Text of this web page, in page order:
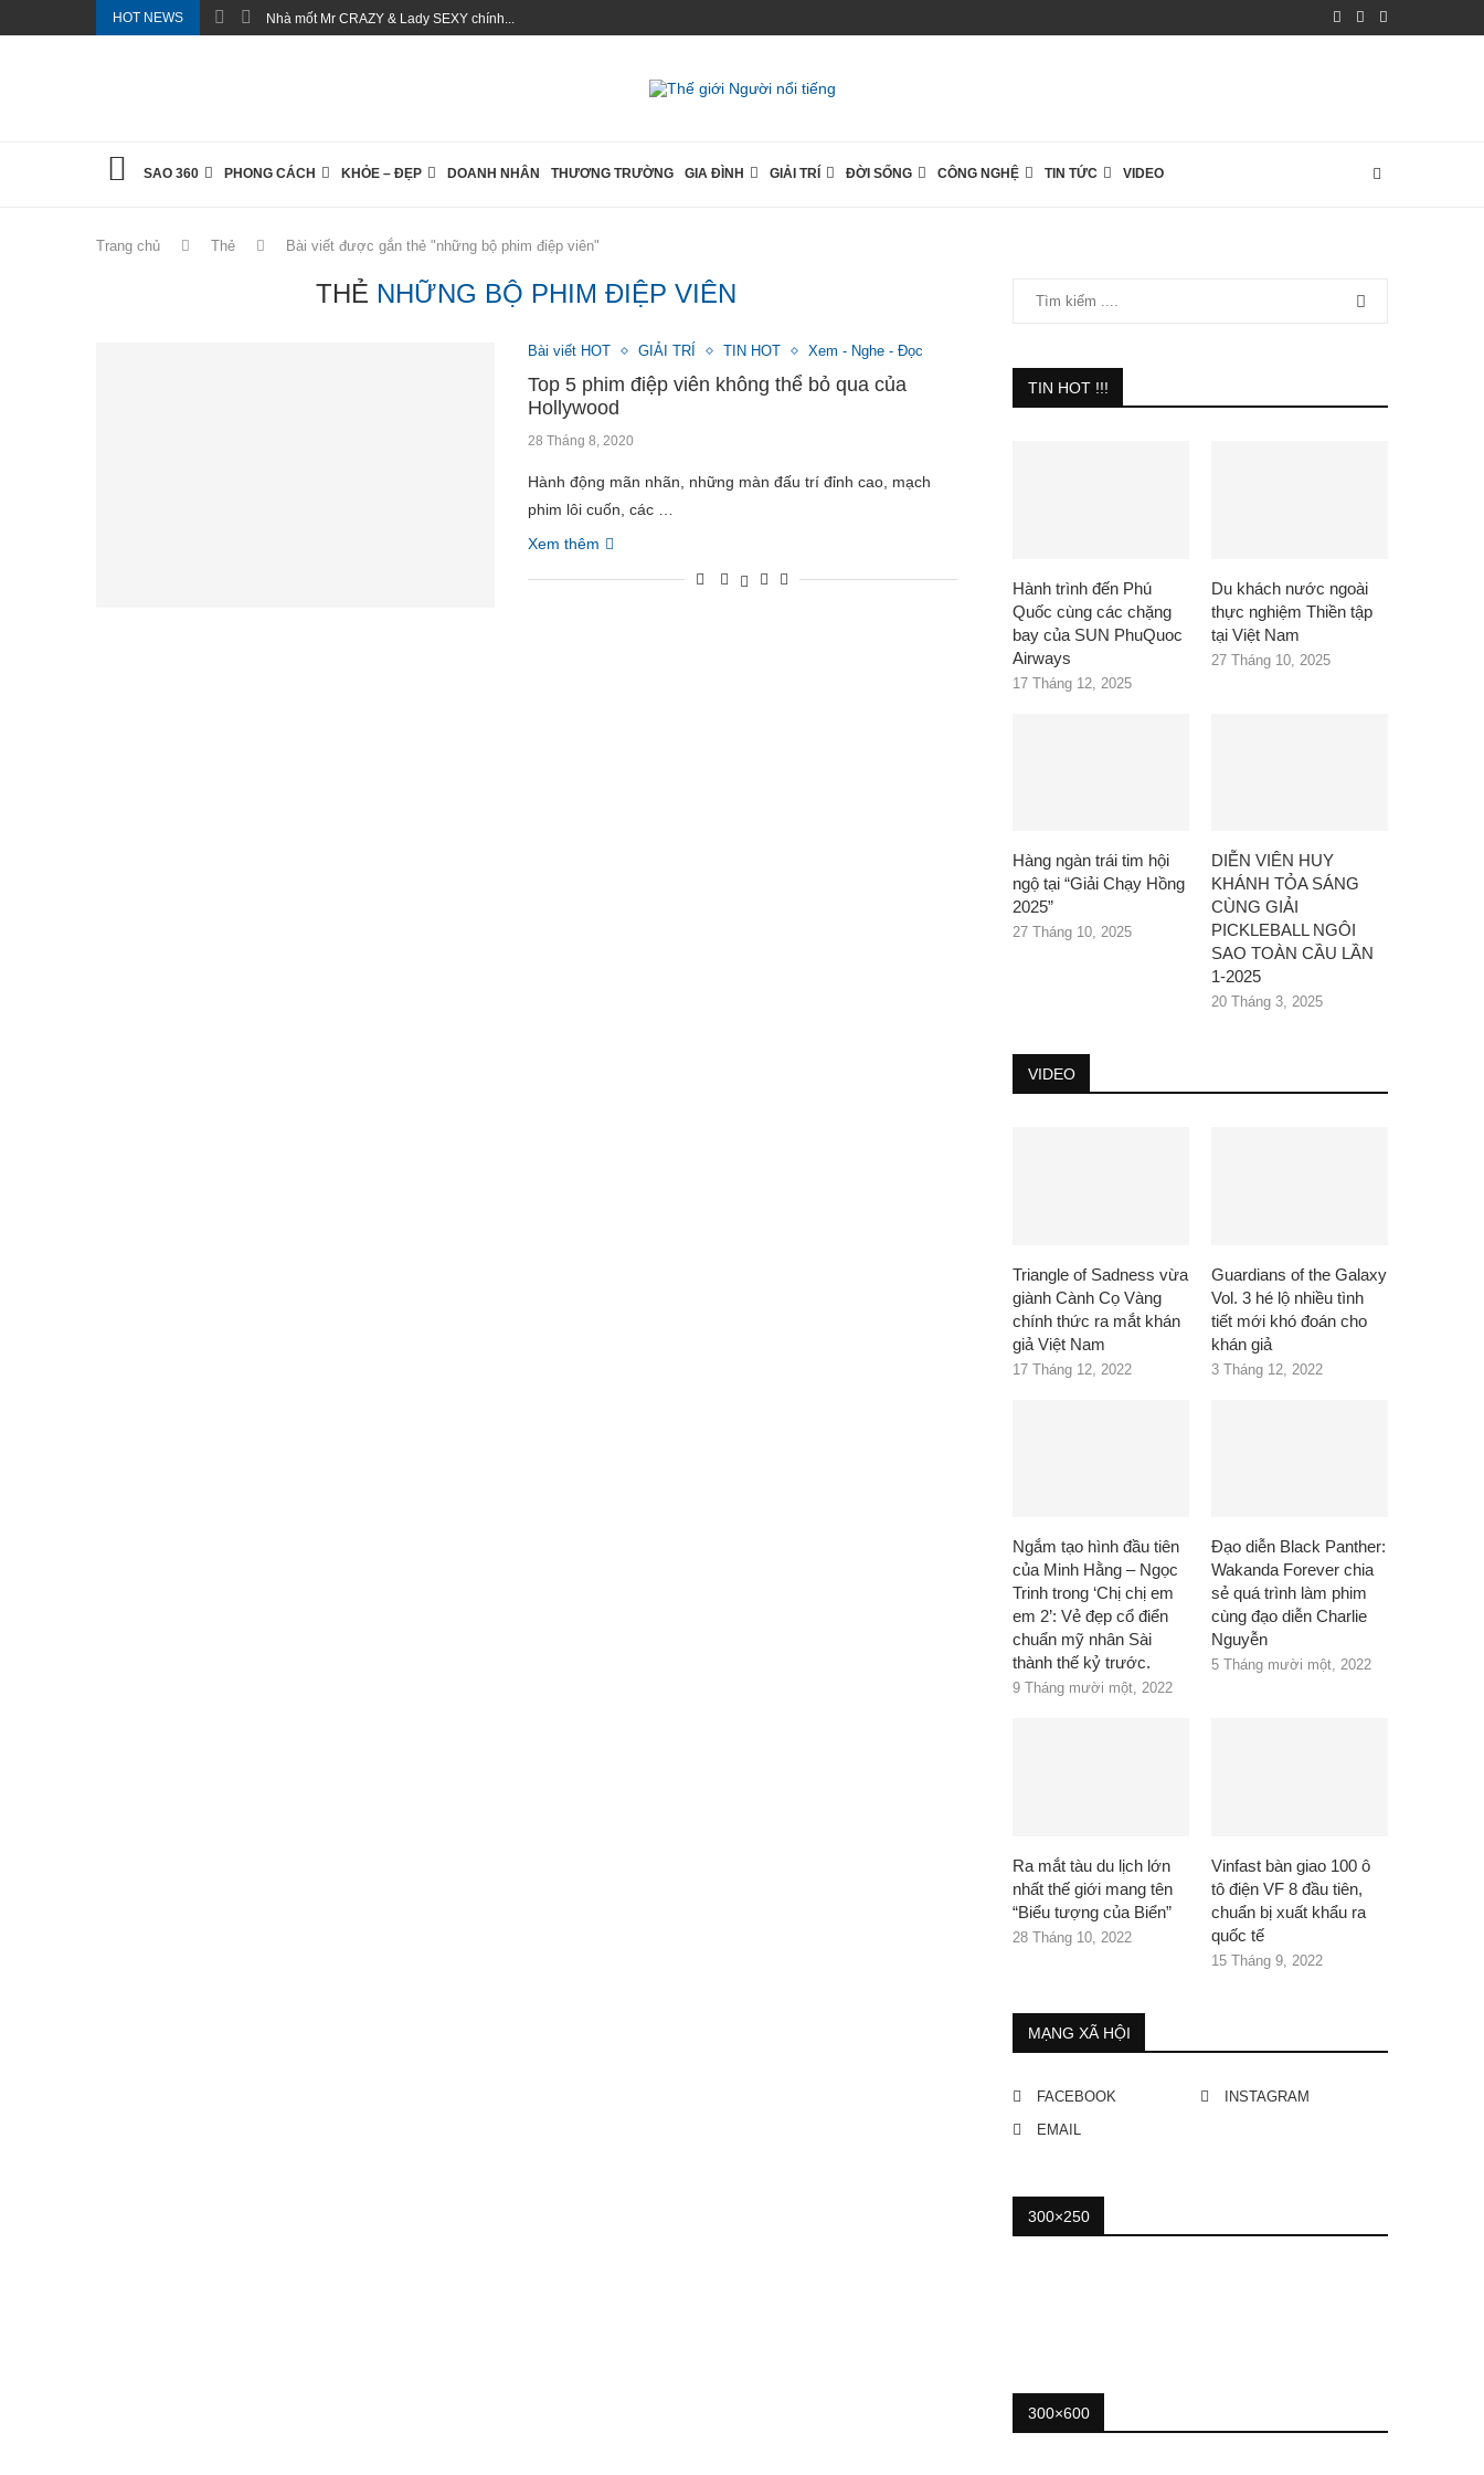
HOT NEWS Nhà mốt Mr CRAZY & Lady SEXY chính...
SAO 360 PHONG CÁCH KHỎE – ĐẸP DOANH NHÂN THƯƠNG TRƯỜNG GIA ĐÌNH GIẢI TRÍ ĐỜI SỐNG CÔNG NGHỆ TIN TỨC VIDEO
Trang chủ Thẻ Bài viết được gắn thẻ "những bộ phim điệp viên"
THẺ NHỮNG BỘ PHIM ĐIỆP VIÊN
Bài viết HOT GIẢI TRÍ TIN HOT Xem - Nghe - Đọc
Top 5 phim điệp viên không thể bỏ qua của
Hollywood
28 Tháng 8, 2020
Hành động mãn nhãn, những màn đấu trí đỉnh cao, mạch
phim lôi cuốn, các …
Xem thêm
TIN HOT !!!
Hành trình đến Phú
Quốc cùng các chặng
bay của SUN PhuQuoc
Airways
17 Tháng 12, 2025
Du khách nước ngoài
thực nghiệm Thiền tập
tại Việt Nam
27 Tháng 10, 2025
Hàng ngàn trái tim hội
ngộ tại “Giải Chạy Hồng
2025”
27 Tháng 10, 2025
DIỄN VIÊN HUY
KHÁNH TỎA SÁNG
CÙNG GIẢI
PICKLEBALL NGÔI
SAO TOÀN CẦU LẦN
1-2025
20 Tháng 3, 2025
VIDEO
Triangle of Sadness vừa
giành Cành Cọ Vàng
chính thức ra mắt khán
giả Việt Nam
17 Tháng 12, 2022
Guardians of the Galaxy
Vol. 3 hé lộ nhiều tình
tiết mới khó đoán cho
khán giả
3 Tháng 12, 2022
Ngắm tạo hình đầu tiên
của Minh Hằng – Ngọc
Trinh trong ‘Chị chị em
em 2’: Vẻ đẹp cổ điển
chuẩn mỹ nhân Sài
thành thế kỷ trước.
9 Tháng mười một, 2022
Đạo diễn Black Panther:
Wakanda Forever chia
sẻ quá trình làm phim
cùng đạo diễn Charlie
Nguyễn
5 Tháng mười một, 2022
Ra mắt tàu du lịch lớn
nhất thế giới mang tên
“Biểu tượng của Biển”
28 Tháng 10, 2022
Vinfast bàn giao 100 ô
tô điện VF 8 đầu tiên,
chuẩn bị xuất khẩu ra
quốc tế
15 Tháng 9, 2022
MẠNG XÃ HỘI
FACEBOOK
INSTAGRAM
EMAIL
300×250
300×600